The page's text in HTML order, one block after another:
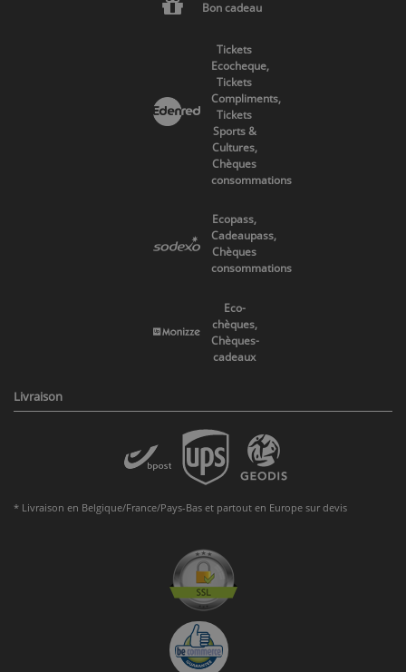
Bon cadeau
Tickets
Ecocheque,
Tickets
Compliments,
Tickets
Sports &
Cultures,
Chèques
consommations
Ecopass,
Cadeaupass,
Chèques
consommations
Eco-
chèques,
Chèques-
cadeaux
Livraison
* Livraison en Belgique/France/Pays-Bas et partout en Europe sur devis